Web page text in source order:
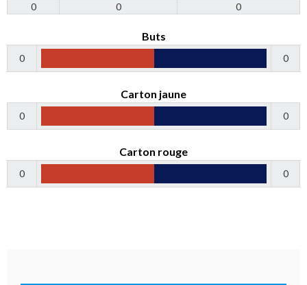
0
0 0
Buts
0 0
Carton jaune
0 0
Carton rouge
0 0